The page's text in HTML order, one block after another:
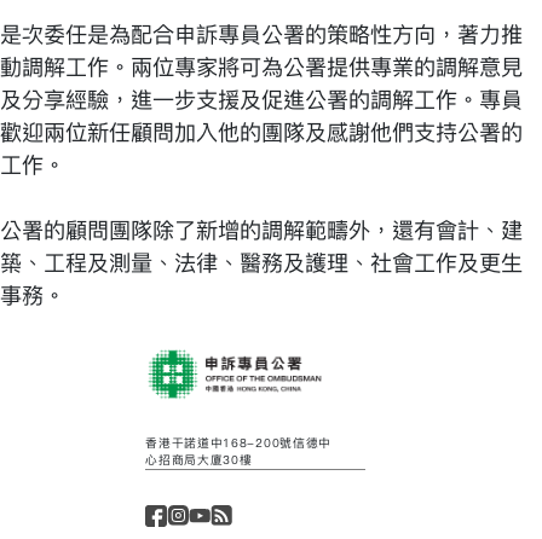
是次委任是為配合申訴專員公署的策略性方向，著力推
動調解工作。兩位專家將可為公署提供專業的調解意見
及分享經驗，進一步支援及促進公署的調解工作。專員
歡迎兩位新任顧問加入他的團隊及感謝他們支持公署的
工作。
公署的顧問團隊除了新增的調解範疇外，還有會計、建
築、工程及測量、法律、醫務及護理、社會工作及更生
事務。
香港干諾道中168-200號信德中
心招商局大廈30樓